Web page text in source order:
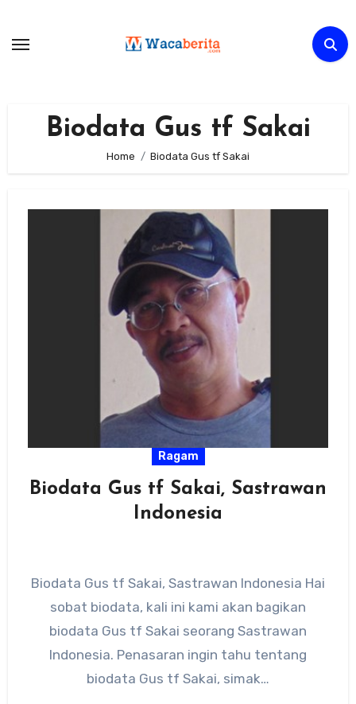
content
Biodata Gus tf Sakai
Home Biodata Gus tf Sakai
Ragam
Biodata Gus tf Sakai, Sastrawan
Indonesia
Biodata Gus tf Sakai, Sastrawan Indonesia Hai
sobat biodata, kali ini kami akan bagikan
biodata Gus tf Sakai seorang Sastrawan
Indonesia. Penasaran ingin tahu tentang
biodata Gus tf Sakai, simak…